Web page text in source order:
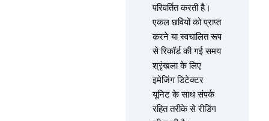
परिवर्तित करती है।
एकल छवियों को प्राप्त
करने या स्वचालित रूप
से रिकॉर्ड की गई समय
श्रृंखला के लिए
इमेजिंग डिटेक्टर
यूनिट के साथ संपर्क
रहित तरीके से रीडिंग